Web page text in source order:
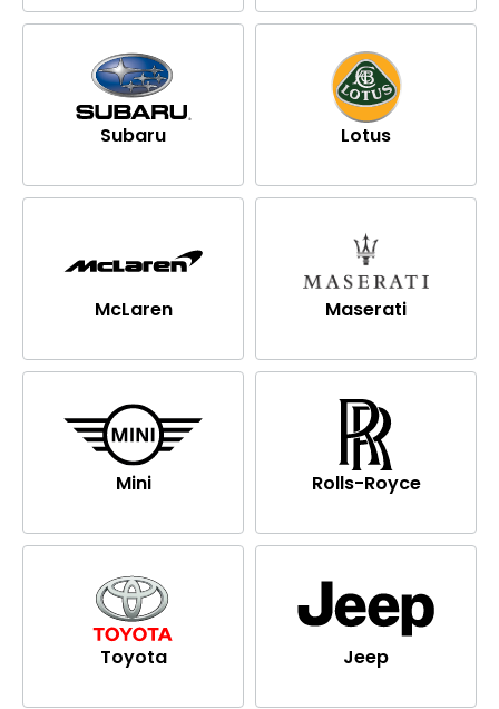
Subaru Lotus
McLaren Maserati
Mini Rolls-Royce
Toyota Jeep